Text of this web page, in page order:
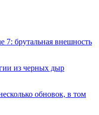
7: брутальная внешность
из черных дыр
обновок, в том